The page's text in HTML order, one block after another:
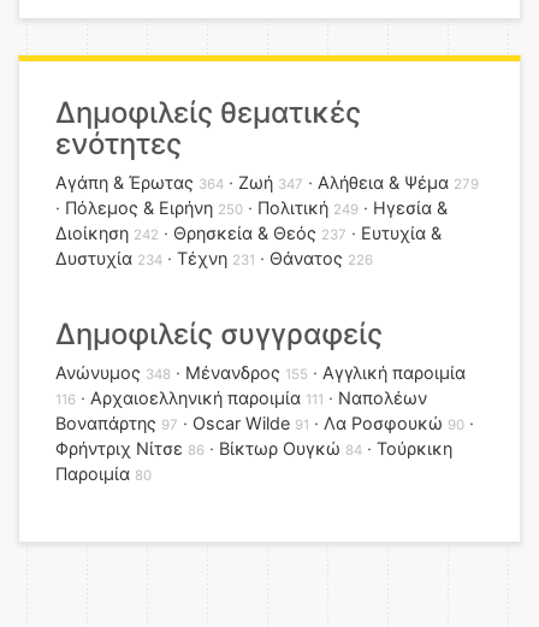
Δημοφιλείς θεματικές
ενότητες
Αγάπη & Έρωτας 364 Ζωή 347 Αλήθεια & Ψέμα 279
Πόλεμος & Ειρήνη 250 Πολιτική 249
Ηγεσία &
Διοίκηση 242 Θρησκεία & Θεός 237
Ευτυχία &
Δυστυχία 234 Τέχνη 231 Θάνατος 226
Δημοφιλείς συγγραφείς
Ανώνυμος 348 Μένανδρος 155 Αγγλική παροιμία
116 Αρχαιοελληνική παροιμία 111
Ναπολέων
Βοναπάρτης 97 Oscar Wilde 91 Λα Ροσφουκώ 90
Φρήντριχ Νίτσε 86 Βίκτωρ Ουγκώ 84
Τούρκικη
Παροιμία 80